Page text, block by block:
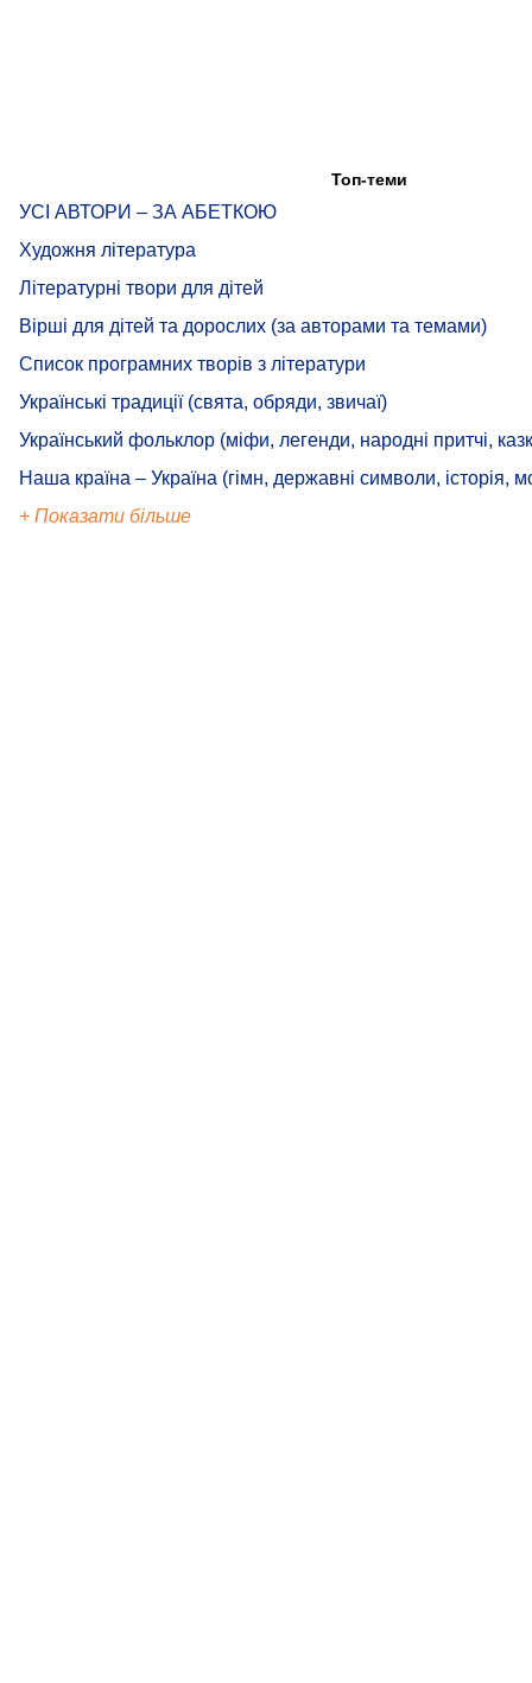
Топ-теми
УСІ АВТОРИ – ЗА АБЕТКОЮ
Художня література
Літературні твори для дітей
Вірші для дітей та дорослих (за авторами та темами)
Список програмних творів з літератури
Українські традиції (свята, обряди, звичаї)
Український фольклор (міфи, легенди, народні притчі,
Наша країна – Україна (гімн, державні символи, історія,
+ Показати більше